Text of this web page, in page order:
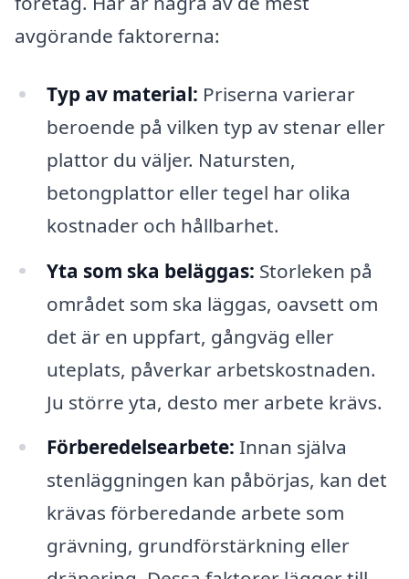
avgörande faktorerna:
Typ av material: Priserna varierar
beroende på vilken typ av stenar eller
plattor du väljer. Natursten,
betongplattor eller tegel har olika
kostnader och hållbarhet.
Yta som ska beläggas: Storleken på
området som ska läggas, oavsett om
det är en uppfart, gångväg eller
uteplats, påverkar arbetskostnaden.
Ju större yta, desto mer arbete krävs.
Förberedelsearbete: Innan själva
stenläggningen kan påbörjas, kan det
krävas förberedande arbete som
grävning, grundförstärkning eller